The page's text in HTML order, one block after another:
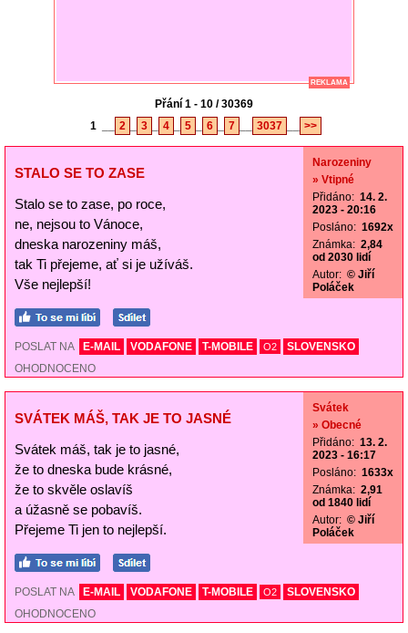
REKLAMA
Přání 1 - 10 / 30369
1
2 3 4 5 6 7 3037 >>
STALO SE TO ZASE
Stalo se to zase, po roce,
ne, nejsou to Vánoce,
dneska narozeniny máš,
tak Ti přejeme, ať si je užíváš.
Vše nejlepší!
Narozeniny
» Vtipné
Přidáno: 14. 2.
2023 - 20:16
Posláno: 1692x
Známka: 2,84
od 2030 lidí
Autor: © Jiří
Poláček
POSLAT NA E-MAIL VODAFONE T-MOBILE O2
SLOVENSKO
OHODNOCENO
SVÁTEK MÁŠ, TAK JE TO JASNÉ
Svátek máš, tak je to jasné,
že to dneska bude krásné,
že to skvěle oslavíš
a úžasně se pobavíš.
Přejeme Ti jen to nejlepší.
Svátek
» Obecné
Přidáno: 13. 2.
2023 - 16:17
Posláno: 1633x
Známka: 2,91
od 1840 lidí
Autor: © Jiří
Poláček
POSLAT NA E-MAIL VODAFONE T-MOBILE O2
SLOVENSKO
OHODNOCENO